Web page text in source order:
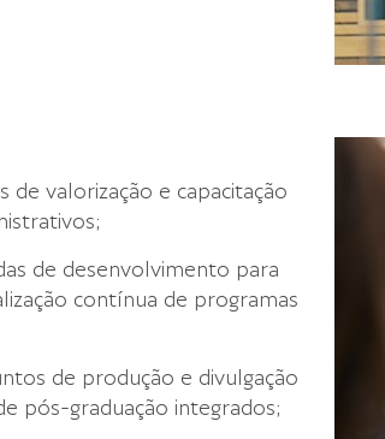
de valorização e capacitação
de desenvolvimento para
contínua de programas
de produção e divulgação
pós-graduação integrados;